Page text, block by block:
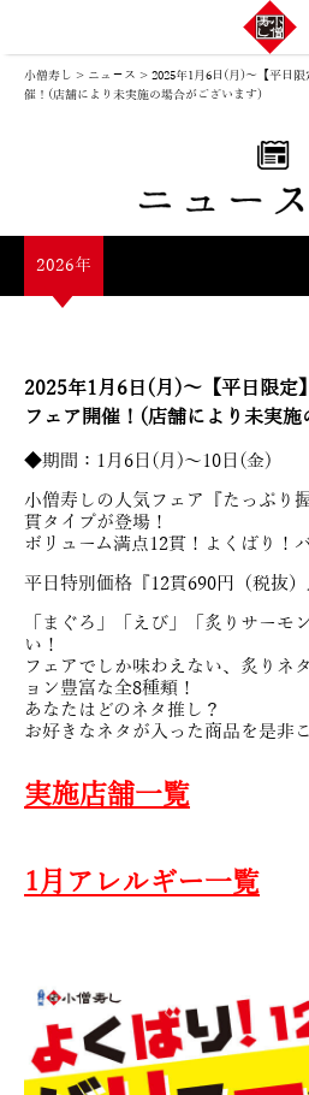
小僧寿し > ニュ－ス > 2025年1月6日(月)～【平日
催！(店舗により未実施の場合がございます)
2026年
2025年1月6日(月)～【平日限定
フェア開催！(店舗により未実
◆期間：1月6日(月)～10日(金)
小僧寿しの人気フェア『たっぷり
貫タイプが登場！
ボリューム満点12貫！よくばり！
平日特別価格『12貫690円（税抜
「まぐろ」「えび」「炙りサーモ
い！
フェアでしか味わえない、炙りネ
ョン豊富な全8種類！
あなたはどのネタ推し？
お好きなネタが入った商品を是非
実施店舗一覧
1月アレルギー一覧